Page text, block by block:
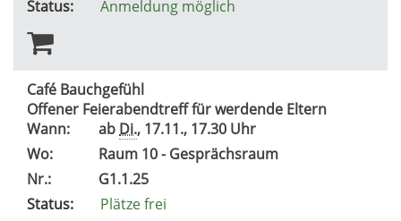
Status:
Anmeldung möglich
Café Bauchgefühl
Offener Feierabendtreff für werdende Eltern
Wann:
ab Di., 17.11., 17.30 Uhr
Wo:
Raum 10 - Gesprächsraum
Nr.:
G1.1.25
Status:
Plätze frei